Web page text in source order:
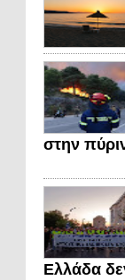
στην
Ελλάδα